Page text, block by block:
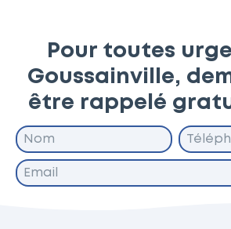
Pour toutes
Goussainville,
être rappelé